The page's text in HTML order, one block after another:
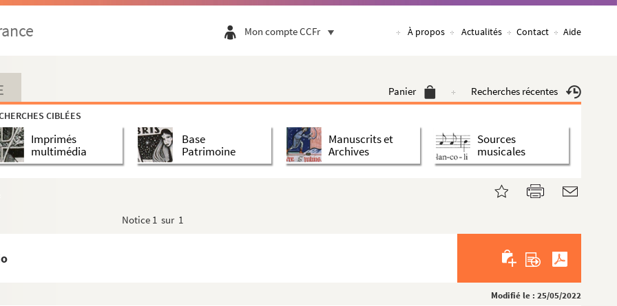
Mon compte CCFr À propos Actualités Contact Aide
Panier Recherches récentes
CIBLÉES
Imprimés
multimédia
Base
Patrimoine
Manuscrits et
Archives
Sources
musicales
Notice 1 sur 1
Modifié le : 25/05/2022